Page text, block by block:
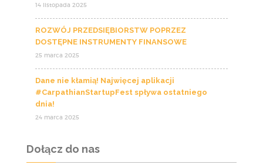
14 listopada 2025
ROZWÓJ PRZEDSIĘBIORSTW POPRZEZ
DOSTĘPNE INSTRUMENTY FINANSOWE
25 marca 2025
Dane nie kłamią! Najwięcej aplikacji
#CarpathianStartupFest spływa ostatniego
dnia!
24 marca 2025
Dołącz do nas